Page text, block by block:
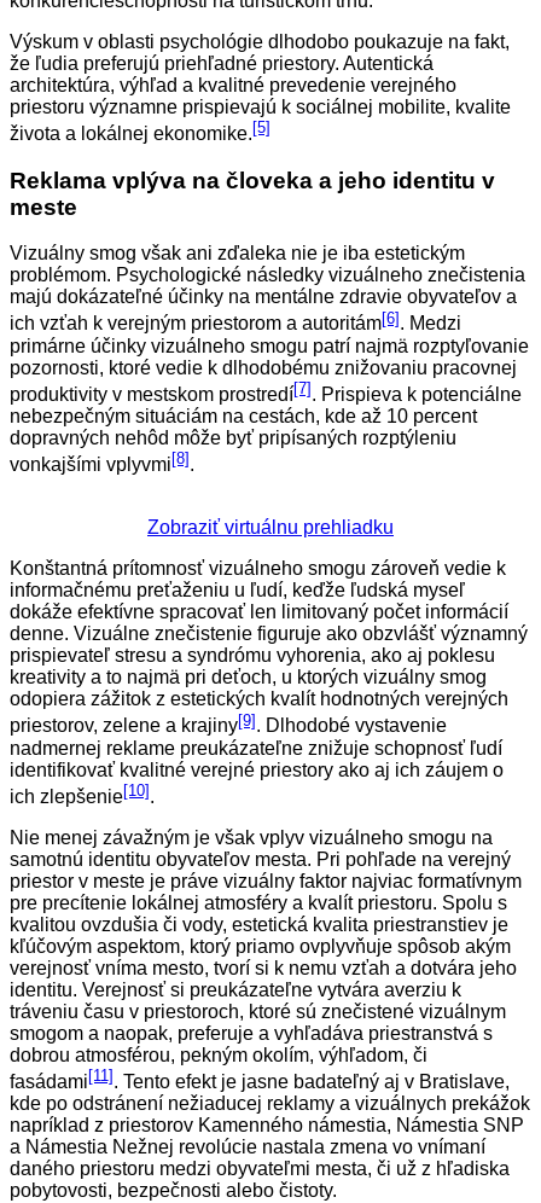
Výskum v oblasti psychológie dlhodobo poukazuje na fakt,
že ľudia preferujú priehľadné priestory. Autentická
architektúra, výhľad a kvalitné prevedenie verejného
priestoru významne prispievajú k sociálnej mobilite, kvalite
života a lokálnej ekonomike.[5]
Reklama vplýva na človeka a jeho identitu v
meste
Vizuálny smog však ani zďaleka nie je iba estetickým
problémom. Psychologické následky vizuálneho znečistenia
majú dokázateľné účinky na mentálne zdravie obyvateľov a
ich vzťah k verejným priestorom a autoritám[6]. Medzi
primárne účinky vizuálneho smogu patrí najmä rozptyľovanie
pozornosti, ktoré vedie k dlhodobému znižovaniu pracovnej
produktivity v mestskom prostredí[7]. Prispieva k potenciálne
nebezpečným situáciám na cestách, kde až 10 percent
dopravných nehôd môže byť pripísaných rozptýleniu
vonkajšími vplyvmi [8] .
Zobraziť virtuálnu prehliadku
Konštantná prítomnosť vizuálneho smogu zároveň vedie k
informačnému preťaženiu u ľudí, keďže ľudská myseľ
dokáže efektívne spracovať len limitovaný počet informácií
denne. Vizuálne znečistenie figuruje ako obzvlášť významný
prispievateľ stresu a syndrómu vyhorenia, ako aj poklesu
kreativity a to najmä pri deťoch, u ktorých vizuálny smog
odopiera zážitok z estetických kvalít hodnotných verejných
priestorov, zelene a krajiny[9]. Dlhodobé vystavenie
nadmernej reklame preukázateľne znižuje schopnosť ľudí
identifikovať kvalitné verejné priestory ako aj ich záujem o
ich zlepšenie[10].
Nie menej závažným je však vplyv vizuálneho smogu na
samotnú identitu obyvateľov mesta. Pri pohľade na verejný
priestor v meste je práve vizuálny faktor najviac formatívnym
pre precítenie lokálnej atmosféry a kvalít priestoru. Spolu s
kvalitou ovzdušia či vody, estetická kvalita priestranstiev je
kľúčovým aspektom, ktorý priamo ovplyvňuje spôsob akým
verejnosť vníma mesto, tvorí si k nemu vzťah a dotvára jeho
identitu. Verejnosť si preukázateľne vytvára averziu k
tráveniu času v priestoroch, ktoré sú znečistené vizuálnym
smogom a naopak, preferuje a vyhľadáva priestranstvá s
dobrou atmosférou, pekným okolím, výhľadom, či
fasádami [11] . Tento efekt je jasne badateľný aj v Bratislave,
kde po odstránení nežiaducej reklamy a vizuálnych prekážok
napríklad z priestorov Kamenného námestia, Námestia SNP
a Námestia Nežnej revolúcie nastala zmena vo vnímaní
daného priestoru medzi obyvateľmi mesta, či už z hľadiska
pobytovosti, bezpečnosti alebo čistoty.